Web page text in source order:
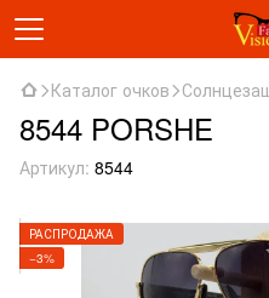
Каталог очков
8544 PORSHE
Артикул: 8544
РАСПРОДАЖА
−3%